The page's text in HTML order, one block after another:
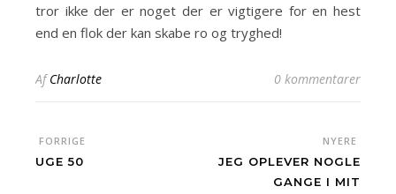
tror ikke der er noget der er vigtigere for en hest
end en flok der kan skabe ro og tryghed!
AfCharlotte 0 kommentarer
FORRIGE
UGE 50
NYERE
JEG OPLEVER NOGLE
GANGE I MIT